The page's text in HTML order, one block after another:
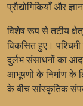
प्रौद्योगिकियाँ और
विशेष रूप से तटीय
विकसित हुए।
दुर्लभ संसाधनों का
आभूषणों के निर्माण के
के बीच सांस्कृतिक